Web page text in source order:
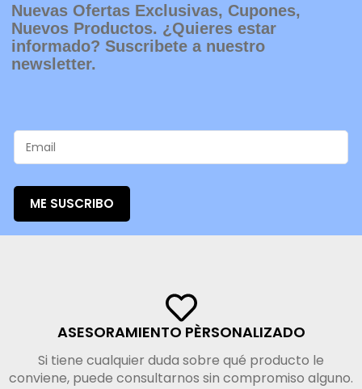
Nuevas Ofertas Exclusivas, Cupones,
Nuevos Productos. ¿Quieres estar
informado? Suscribete a nuestro
newsletter.
ME SUSCRIBO
ASESORAMIENTO PÈRSONALIZADO
Si tiene cualquier duda sobre qué producto le
conviene, puede consultarnos sin compromiso alguno.